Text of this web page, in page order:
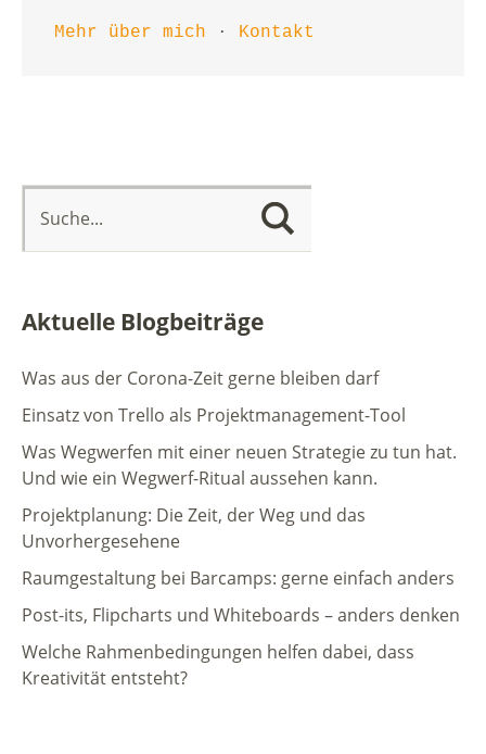
Mehr über mich · Kontakt
Aktuelle Blogbeiträge
Was aus der Corona-Zeit gerne bleiben darf
Einsatz von Trello als Projektmanagement-Tool
Was Wegwerfen mit einer neuen Strategie zu tun hat.
Und wie ein Wegwerf-Ritual aussehen kann.
Projektplanung: Die Zeit, der Weg und das
Unvorhergesehene
Raumgestaltung bei Barcamps: gerne einfach anders
Post-its, Flipcharts und Whiteboards – anders denken
Welche Rahmenbedingungen helfen dabei, dass
Kreativität entsteht?